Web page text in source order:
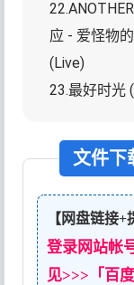
应 - 爱怪物
(Live)
23.最好时光
文件下
【网盘链接+
登录网站帐
见>>>「百